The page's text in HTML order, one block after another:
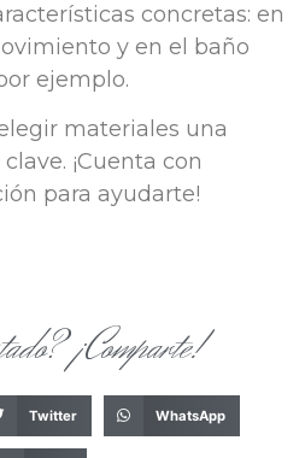
concretas: en
y en el baño
ejemplo.
materiales una
¡Cuenta con
para ayudarte!
¡Comparte!
Twitter WhatsApp